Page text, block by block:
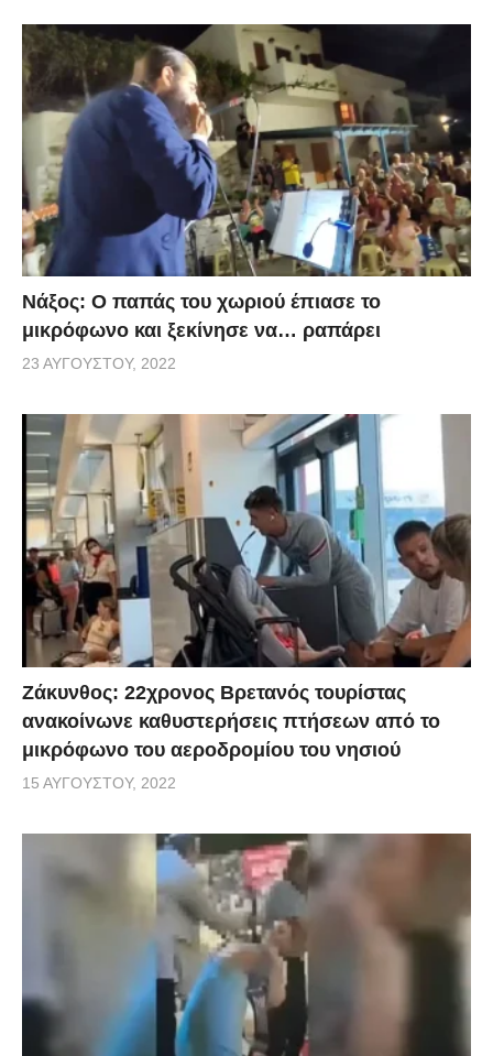
Νάξος: Ο παπάς του χωριού έπιασε το
μικρόφωνο και ξεκίνησε να… ραπάρει
23 ΑΥΓΟΎΣΤΟΥ, 2022
Ζάκυνθος: 22χρονος Βρετανός τουρίστας
ανακοίνωνε καθυστερήσεις πτήσεων από το
μικρόφωνο του αεροδρομίου του νησιού
15 ΑΥΓΟΎΣΤΟΥ, 2022